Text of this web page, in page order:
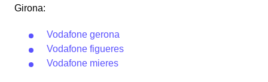
Girona:
Vodafone gerona
Vodafone figueres
Vodafone mieres